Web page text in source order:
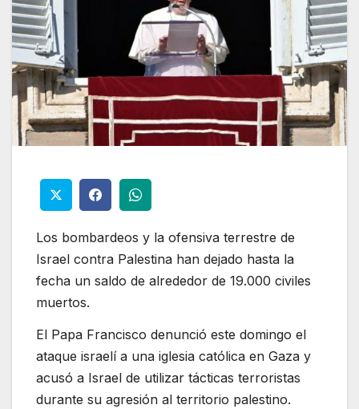
Los bombardeos y la ofensiva terrestre de
Israel contra Palestina han dejado hasta la
fecha un saldo de alrededor de 19.000 civiles
muertos.
El Papa Francisco denunció este domingo el
ataque israelí a una iglesia católica en Gaza y
acusó a Israel de utilizar tácticas terroristas
durante su agresión al territorio palestino.